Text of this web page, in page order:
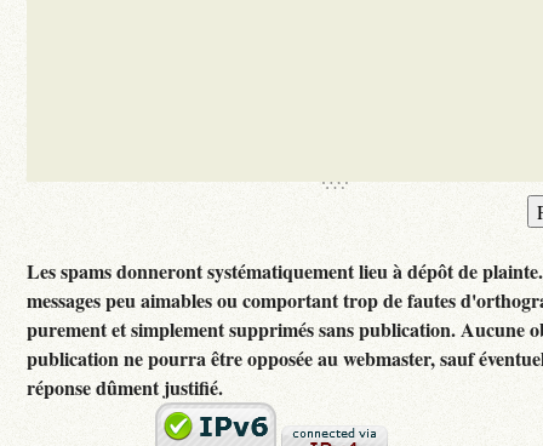
Les spams donneront systématiquement lieu à dépôt de
messages peu aimables ou comportant trop de fautes
purement et simplement supprimés sans publication. Aucune
publication ne pourra être opposée au webmaster, sauf
réponse dûment justifié.